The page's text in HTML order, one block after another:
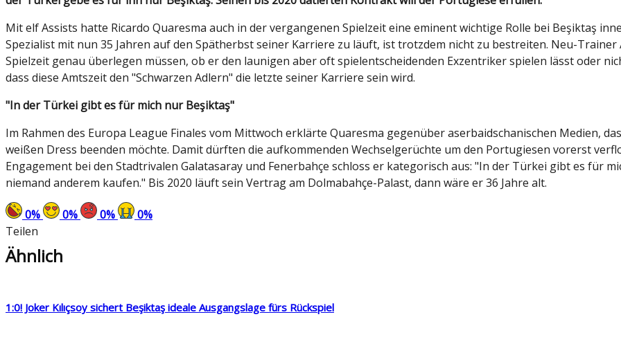
Mit elf Assists hatte Ricardo Quaresma auch in der vergangenen Spielzeit eine eminent wichtige Rolle bei Beşiktaş
Spezialist mit nun 35 Jahren auf den Spätherbst seiner Karriere zu läuft, ist trotzdem nicht zu bestreiten. Neu-Trainer
Spielzeit genau überlegen müssen, ob er den launigen aber oft spielentscheidenden Exzentriker spielen lässt oder
dass diese Amtszeit den "Schwarzen Adlern" die letzte seiner Karriere sein wird.
"In der Türkei gibt es für mich nur Beşiktaş"
Im Rahmen des Europa League Finales vom Mittwoch erklärte Quaresma gegenüber aserbaidschanischen Medien,
weißen Dress beenden möchte. Damit dürften die aufkommenden Wechselgerüchte um den Portugiesen vorerst
Engagement bei den Stadtrivalen Galatasaray und Fenerbahçe schloss er kategorisch aus: "In der Türkei gibt es für
niemand anderem kaufen." Bis 2020 läuft sein Vertrag am Dolmabahçe-Palast, dann wäre er 36 Jahre alt.
0% 0% 0% 0%
Teilen
Ähnlich
1:0! Joker Kılıçsoy sichert Beşiktaş ideale Ausgangslage fürs Rückspiel